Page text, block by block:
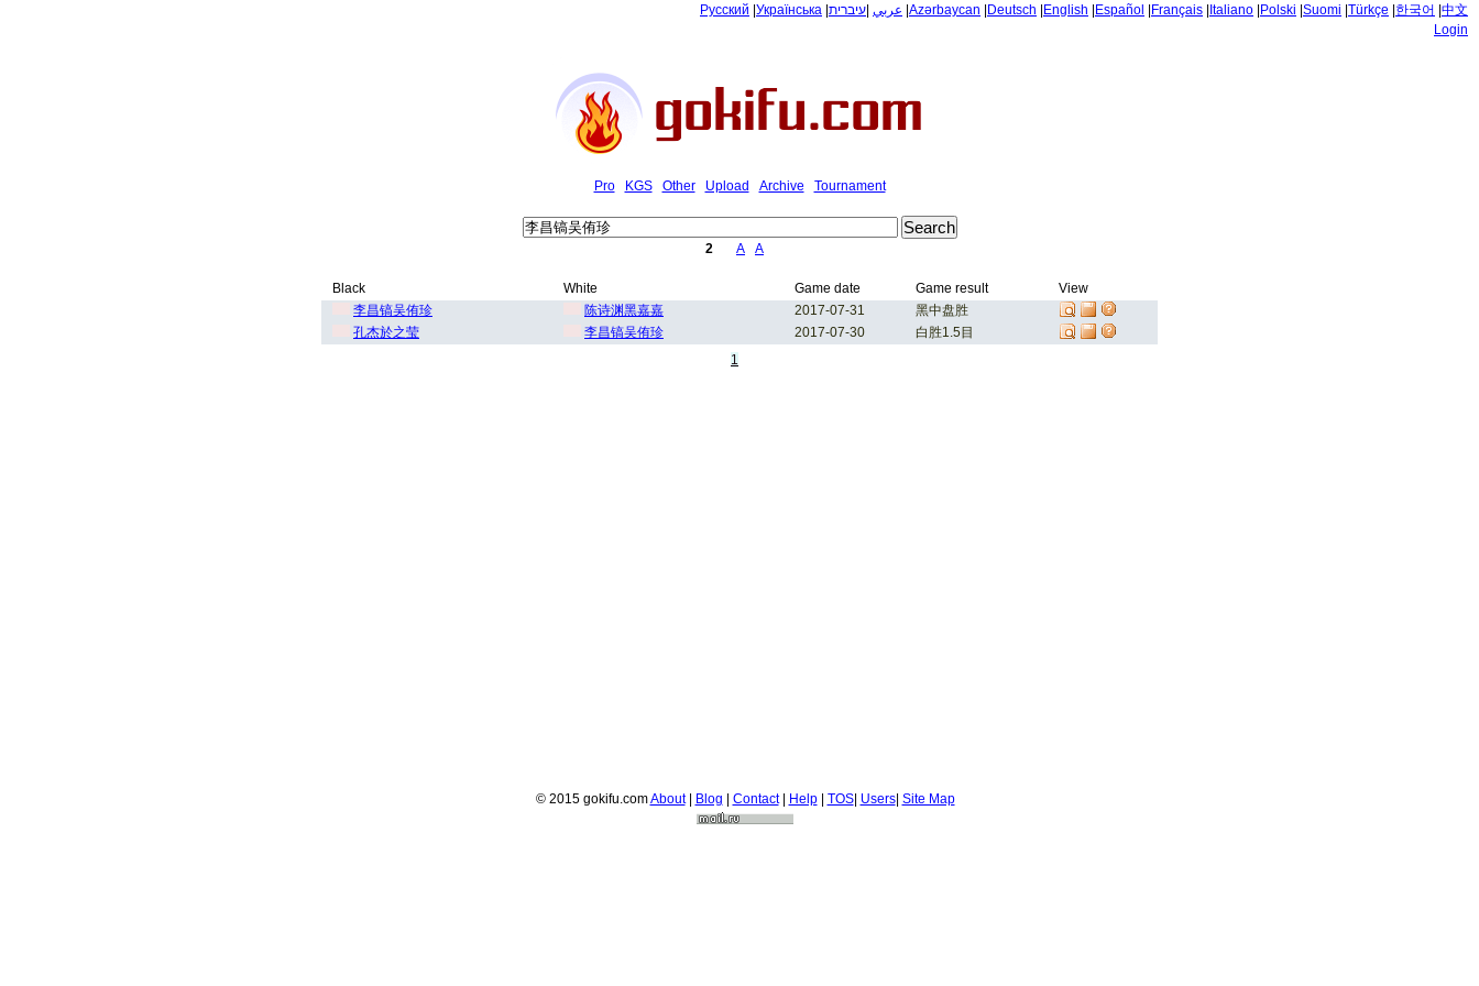
Русский Українська عربي עיברית Azərbaycan Deutsch English Español Français Italiano Polski Suomi Türkçe 한국어 中文
Login
Pro KGS Other Upload Archive Tournament
2 A A
Black White Game date Game result
View
李昌镐吴侑珍
陈诗渊黑嘉嘉 2017-07-31
黑中盘胜
孔杰於之莹
李昌镐吴侑珍 2017-07-30
白胜1.5目
1
© 2015 gokifu.comAbout| Blog | Contact| Help| TOS| Users| Site Map